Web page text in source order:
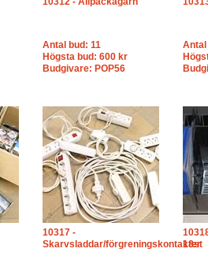
Antal bud: 11
Högsta bud: 600 kr
Budgivare: POP56
Antal
10317 -
Skarvsladdar/förgreningskontakter
18st